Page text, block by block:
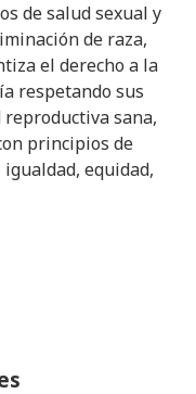
de salud sexual y
de raza,
el derecho a la
respetando sus
sana,
principios de
equidad,